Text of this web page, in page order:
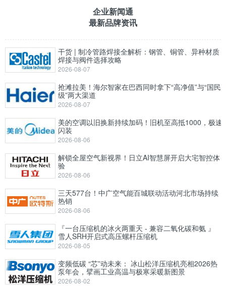
企业新闻通
最新品牌资讯
干货 | 制冷管路焊接全解析：钢管、铜管、异种材质
焊接与阀件选择攻略
2026-08-07
抢滩拉美！海尔智家在巴西同时拿下“高净值”与“国民
级”两大渠道
2026-08-07
美的空调以旧换新持续加码！旧机至高抵1000，极速
闪装
2026-08-06
解锁全屋空气新视界！日立AI智慧屏开启大宅智控体
验
2026-08-06
三天577台！中广空气能百城联动活动河北市场持续
热销
2026-08-06
『一台压缩机的冰火两重天 - 兼容二氧化碳和氨 』
雪人SRH开启式高压螺杆压缩机
2026-08-05
变频低碳 “芯”动未来： 冰山松洋压缩机亮相2026热
泵年会，擘画工业高温与极寒采暖新图景
2026-08-02